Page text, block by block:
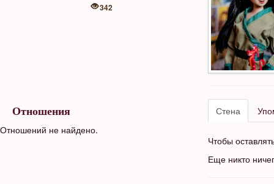
342
Отношения
Отношений не найдено.
Стена
Чтобы
Еще никто